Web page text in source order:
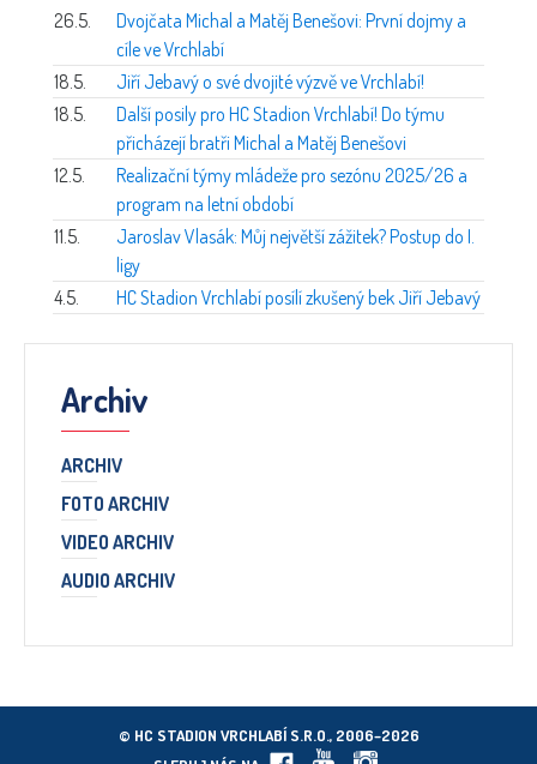
26.5.
Dvojčata Michal a Matěj Benešovi: První dojmy a
cíle ve Vrchlabí
18.5.
Jiří Jebavý o své dvojité výzvě ve Vrchlabí!
18.5.
Další posily pro HC Stadion Vrchlabí! Do týmu
přicházejí bratři Michal a Matěj Benešovi
12.5.
Realizační týmy mládeže pro sezónu 2025/26 a
program na letní období
11.5.
Jaroslav Vlasák: Můj největší zážitek? Postup do I.
ligy
4.5.
HC Stadion Vrchlabí posílí zkušený bek Jiří Jebavý
Archiv
ARCHIV
FOTO ARCHIV
VIDEO ARCHIV
AUDIO ARCHIV
© HC STADION VRCHLABÍ S.R.O., 2006–2026